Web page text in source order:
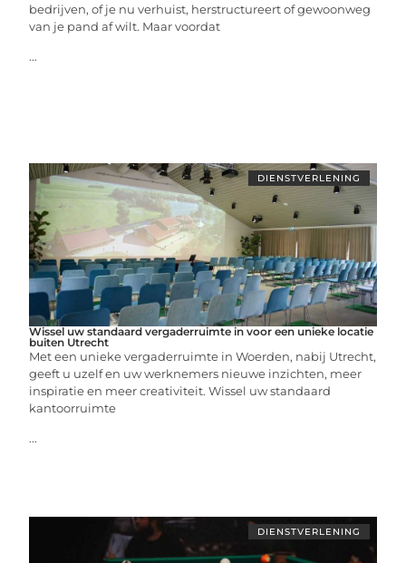
bedrijven, of je nu verhuist, herstructureert of gewoonweg
van je pand af wilt. Maar voordat
...
DIENSTVERLENING
Wissel uw standaard vergaderruimte in voor een unieke locatie
buiten Utrecht
Met een unieke vergaderruimte in Woerden, nabij Utrecht,
geeft u uzelf en uw werknemers nieuwe inzichten, meer
inspiratie en meer creativiteit. Wissel uw standaard
kantoorruimte
...
DIENSTVERLENING